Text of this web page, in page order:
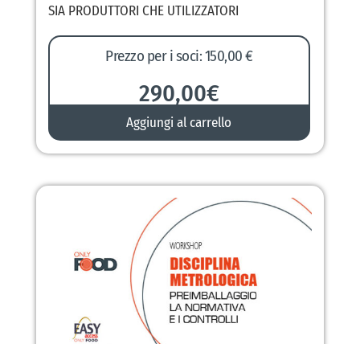
SIA PRODUTTORI CHE UTILIZZATORI
Prezzo per i soci: 150,00 €
290,00€
Aggiungi al carrello